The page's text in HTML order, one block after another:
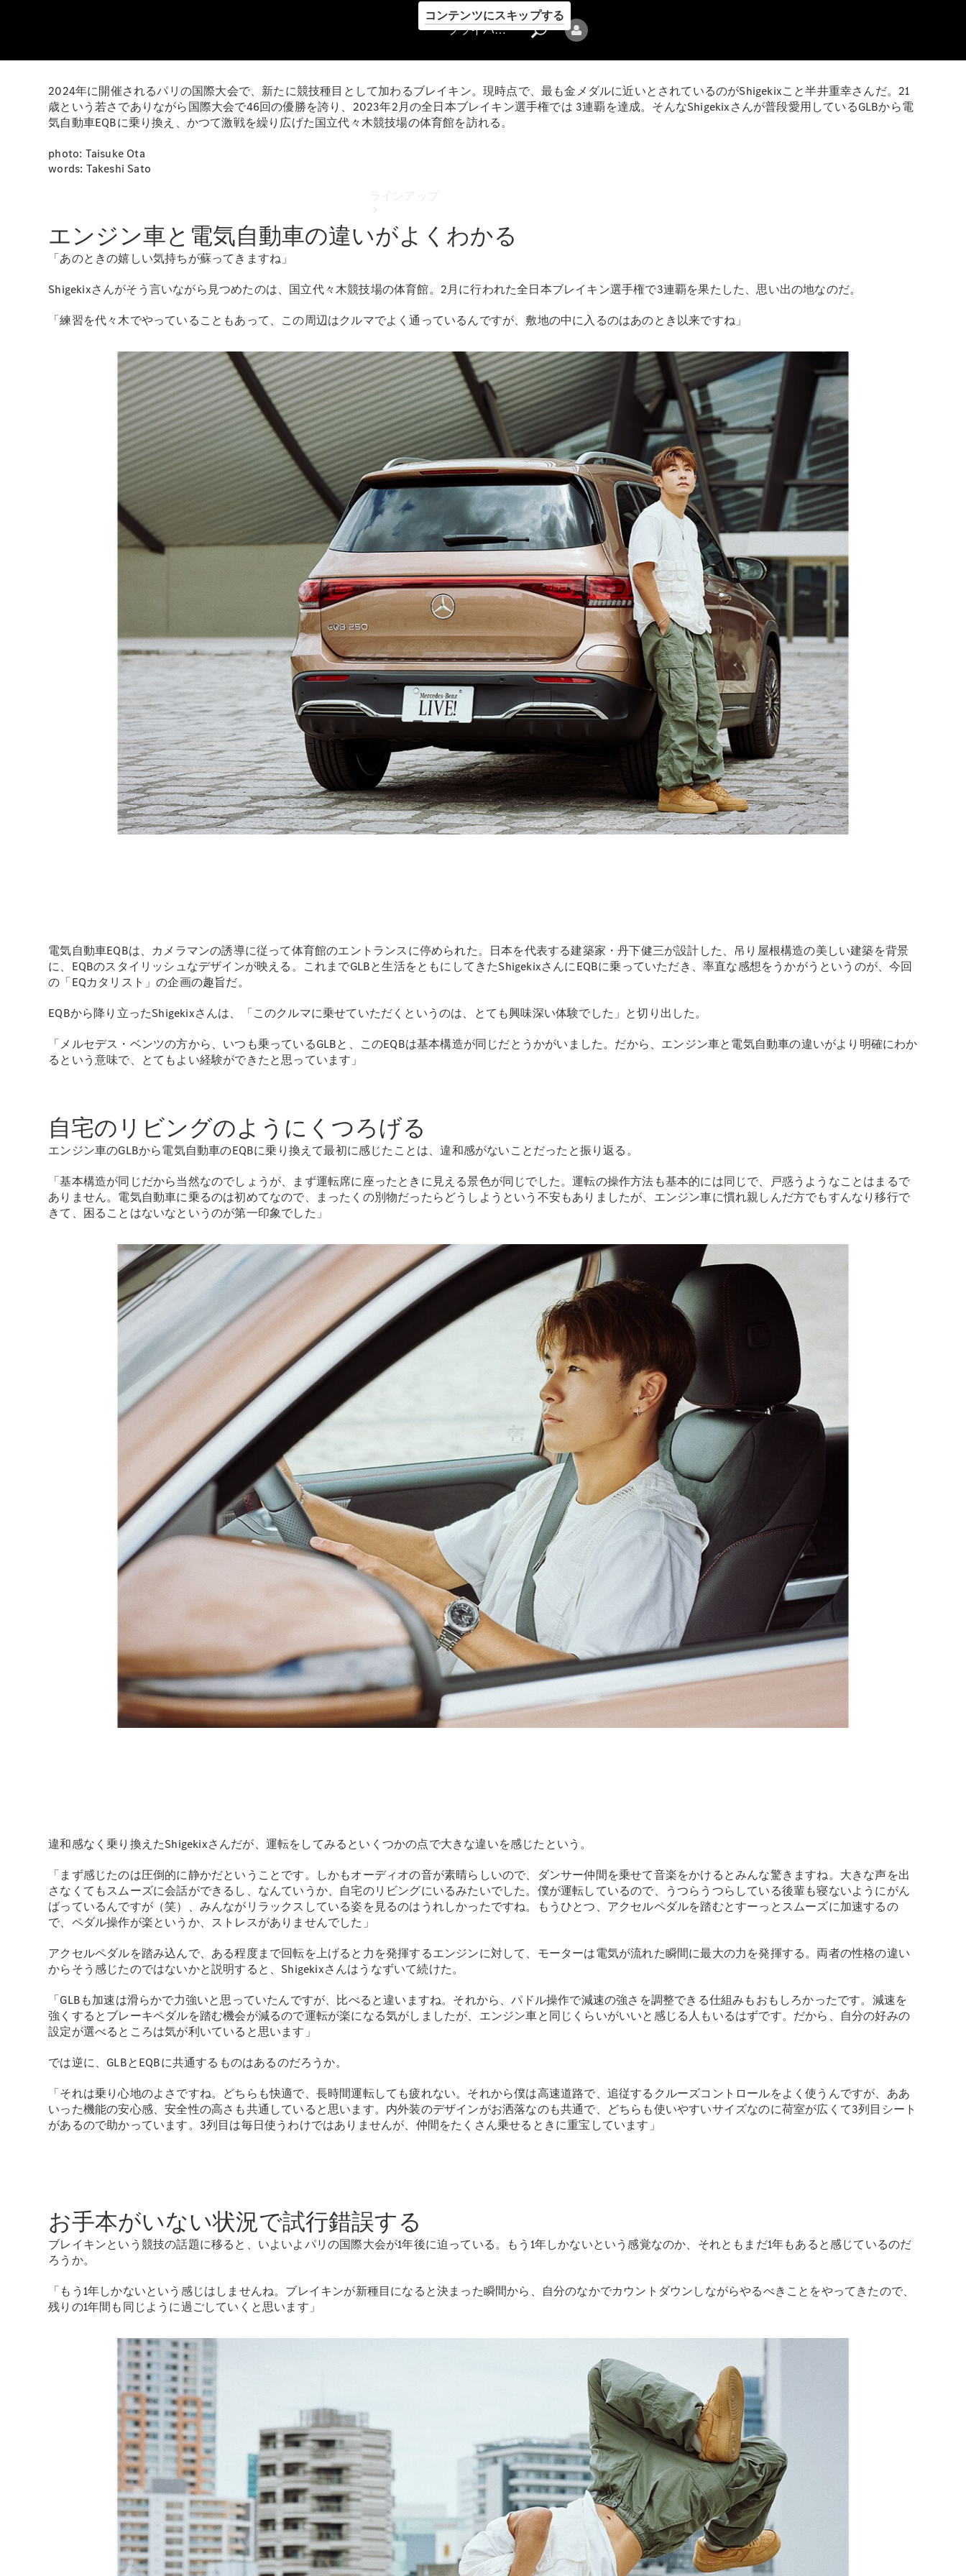
コンテンツにスキップする
Mercedes-Benz
New models
電気自動車モデル
プラグインハイブリッドモデル
Sedan
All Sedan
CLA
Sedan
電気
CLA
Sedan
New
C-Class
Sedan
EQS
Sedan
電気
E-Class
Sedan
S-Class
Sedan
New
S-Class
Long
Mercedes-
Maybach
S-Class
New
試乗リクエ
All SUV
EQE
Maybach
EQS SUV
GLA
GLC
GLC Coupé
GLS
Mercedes-
Maybach
GLS
G-
Class
G-Class
試乗リクエ
スト
Stationwagon
All
Stationwagon
CLA
Shooting
Brake
New 電気
Shooting
New
C-Class
Stationwagon
C-Class All-
Terrain
スト
オンライン
ショールー
ム
Compact
All Compact
A-Class
スト
オンライン
ショールー
Mercedes-
Mercedes-
Coupé
試乗リクエ
スト
オンライン
ショールー
ム
Cabriolet/Roadster
プライバシーポリシー
2024年に開催されるパリの国際大会で、新たに競技種目として加わるブレイキン。現時点で、最も金メダルに近いとされているのがShigekixこと半井重幸さんだ。21
歳という若さでありながら国際大会で46回の優勝を誇り、2023年2月の全日本ブレイキン選手権では 3連覇を達成。そんなShigekixさんが普段愛用しているGLBから電
気自動車EQBに乗り換え、かつて激戦を繰り広げた国立代々木競技場の体育館を訪れる。
photo: Taisuke Ota
words: Takeshi Sato
エンジン車と電気自動車の違いがよくわかる
「あのときの嬉しい気持ちが蘇ってきますね」
Shigekixさんがそう言いながら見つめたのは、国立代々木競技場の体育館。2月に行われた全日本ブレイキン選手権で3連覇を果たした、思い出の地なのだ。
「練習を代々木でやっていることもあって、この周辺はクルマでよく通っているんですが、敷地の中に入るのはあのとき以来ですね」
電気自動車EQBは、カメラマンの誘導に従って体育館のエントランスに停められた。日本を代表する建築家・丹下健三が設計した、吊り屋根構造の美しい建築を背景
に、EQBのスタイリッシュなデザインが映える。これまでGLBと生活をともにしてきたShigekixさんにEQBに乗っていただき、率直な感想をうかがうというのが、今回
の「EQカタリスト」の企画の趣旨だ。
EQBから降り立ったShigekixさんは、「このクルマに乗せていただくというのは、とても興味深い体験でした」と切り出した。
「メルセデス・ベンツの方から、いつも乗っているGLBと、このEQBは基本構造が同じだとうかがいました。だから、エンジン車と電気自動車の違いがより明確にわか
るという意味で、とてもよい経験ができたと思っています」
自宅のリビングのようにくつろげる
エンジン車のGLBから電気自動車のEQBに乗り換えて最初に感じたことは、違和感がないことだったと振り返る。
「基本構造が同じだから当然なのでしょうが、まず運転席に座ったときに見える景色が同じでした。運転の操作方法も基本的には同じで、戸惑うようなことはまるで
ありません。電気自動車に乗るのは初めてなので、まったくの別物だったらどうしようという不安もありましたが、エンジン車に慣れ親しんだ方でもすんなり移行で
きて、困ることはないなというのが第一印象でした」
違和感なく乗り換えたShigekixさんだが、運転をしてみるといくつかの点で大きな違いを感じたという。
「まず感じたのは圧倒的に静かだということです。しかもオーディオの音が素晴らしいので、ダンサー仲間を乗せて音楽をかけるとみんな驚きますね。大きな声を出
さなくてもスムーズに会話ができるし、なんていうか、自宅のリビングにいるみたいでした。僕が運転しているので、うつらうつらしている後輩も寝ないようにがん
ばっているんですが（笑）、みんながリラックスしている姿を見るのはうれしかったですね。もうひとつ、アクセルペダルを踏むとすーっとスムーズに加速するの
で、ペダル操作が楽というか、ストレスがありませんでした」
アクセルペダルを踏み込んで、ある程度まで回転を上げると力を発揮するエンジンに対して、モーターは電気が流れた瞬間に最大の力を発揮する。両者の性格の違い
からそう感じたのではないかと説明すると、Shigekixさんはうなずいて続けた。
「GLBも加速は滑らかで力強いと思っていたんですが、比べると違いますね。それから、パドル操作で減速の強さを調整できる仕組みもおもしろかったです。減速を
強くするとブレーキペダルを踏む機会が減るので運転が楽になる気がしましたが、エンジン車と同じくらいがいいと感じる人もいるはずです。だから、自分の好みの
設定が選べるところは気が利いていると思います」
では逆に、GLBとEQBに共通するものはあるのだろうか。
「それは乗り心地のよさですね。どちらも快適で、長時間運転しても疲れない。それから僕は高速道路で、追従するクルーズコントロールをよく使うんですが、ああ
いった機能の安心感、安全性の高さも共通していると思います。内外装のデザインがお洒落なのも共通で、どちらも使いやすいサイズなのに荷室が広くて3列目シート
があるので助かっています。3列目は毎日使うわけではありませんが、仲間をたくさん乗せるときに重宝しています」
お手本がいない状況で試行錯誤する
ブレイキンという競技の話題に移ると、いよいよパリの国際大会が1年後に迫っている。もう1年しかないという感覚なのか、それともまだ1年もあると感じているのだ
ろうか。
「もう1年しかないという感じはしませんね。ブレイキンが新種目になると決まった瞬間から、自分のなかでカウントダウンしながらやるべきことをやってきたので、
残りの1年間も同じように過ごしていくと思います」